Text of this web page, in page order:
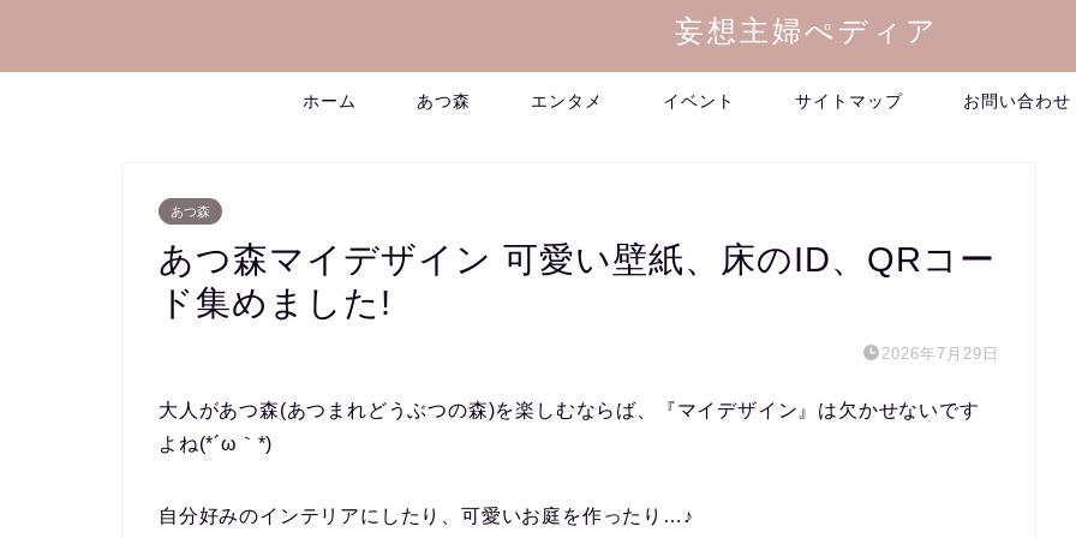
妄想主婦ぺディア
ホーム あつ森 エンタメ イベント サイトマップ お問い合わせ
あつ森
あつ森マイデザイン 可愛い壁紙、床のID、QRコー
ド集めました!
2026年7月29日
大人があつ森(あつまれどうぶつの森)を楽しむならば、『マイデザイン』は欠かせないです
よね(*´ω｀*)
自分好みのインテリアにしたり、可愛いお庭を作ったり…♪